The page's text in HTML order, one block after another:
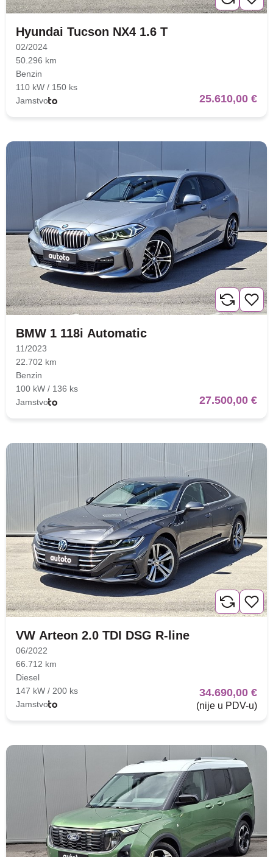
Hyundai Tucson NX4 1.6 T
02/2024
50.296 km
Benzin
110 kW / 150 ks
Jamstvo
25.610,00 €
BMW 1 118i Automatic
11/2023
22.702 km
Benzin
100 kW / 136 ks
Jamstvo
27.500,00 €
VW Arteon 2.0 TDI DSG R-line
06/2022
66.712 km
Diesel
147 kW / 200 ks
Jamstvo
34.690,00 €
(nije u PDV-u)